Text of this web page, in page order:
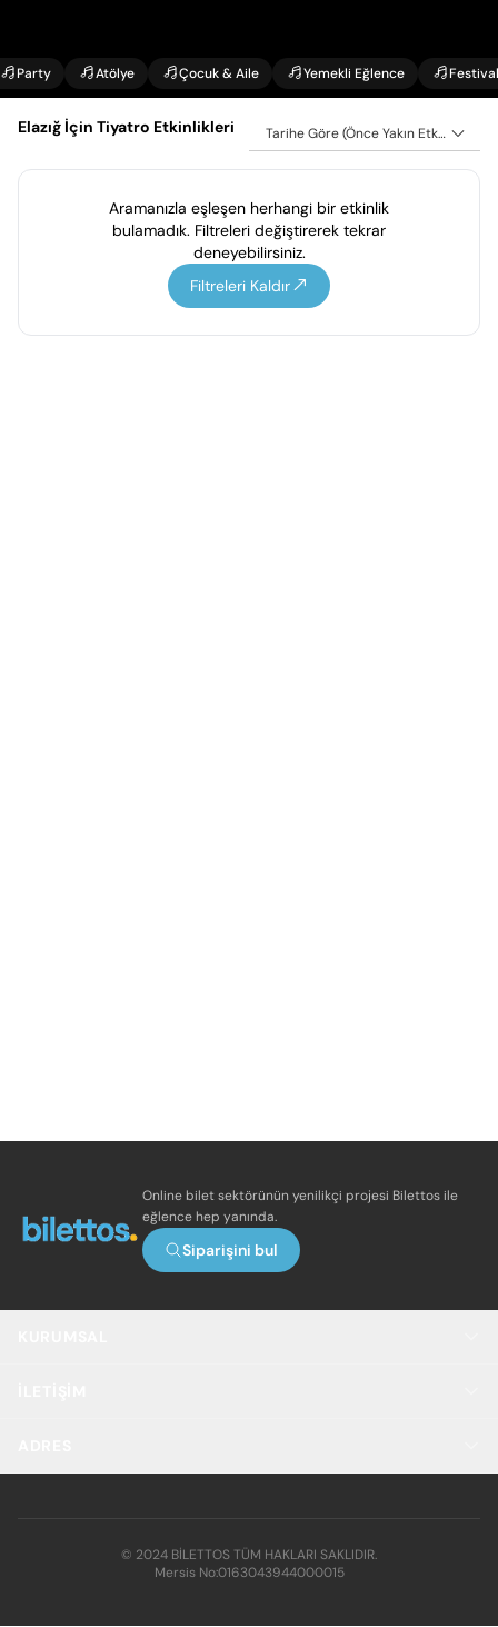
Party Atölye Çocuk & Aile Yemekli Eğlence Festival
Elazığ İçin Tiyatro Etkinlikleri Tarihe Göre (Önce Yakın Etkinlikler)
Aramanızla eşleşen herhangi bir etkinlik
bulamadık. Filtreleri değiştirerek tekrar
deneyebilirsiniz.
Filtreleri Kaldır
Online bilet sektörünün yenilikçi projesi Bilettos ile
eğlence hep yanında.
Siparişini bul
© 2024 BİLETTOS TÜM HAKLARI SAKLIDIR.
Mersis No:0163043944000015